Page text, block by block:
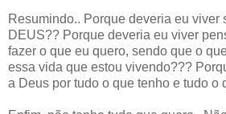
Resumindo.. Porque deveria eu viver
DEUS?? Porque deveria eu viver
fazer o que eu quero, sendo que o
essa vida que estou vivendo???
a Deus por tudo o que tenho e tudo o